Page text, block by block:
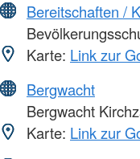
Bereitschaften /
Karte: Link zur
Bergwacht
Bergwacht
Karte: Link zur